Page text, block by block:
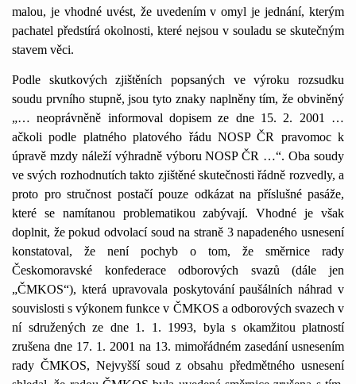
malou, je vhodné uvést, že uvedením v omyl je jednání, kterým
pachatel předstírá okolnosti, které nejsou v souladu se skutečným
stavem věci.
Podle skutkových zjištěních popsaných ve výroku rozsudku
soudu prvního stupně, jsou tyto znaky naplněny tím, že obviněný
„… neoprávněně informoval dopisem ze dne 15. 2. 2001 …
ačkoli podle platného platového řádu NOSP ČR pravomoc k
úpravě mzdy náleží výhradně výboru NOSP ČR …“. Oba soudy
ve svých rozhodnutích takto zjištěné skutečnosti řádně rozvedly, a
proto pro stručnost postačí pouze odkázat na příslušné pasáže,
které se namítanou problematikou zabývají. Vhodné je však
doplnit, že pokud odvolací soud na straně 3 napadeného usnesení
konstatoval, že není pochyb o tom, že směrnice rady
Českomoravské konfederace odborových svazů (dále jen
„ČMKOS“), která upravovala poskytování paušálních náhrad v
souvislosti s výkonem funkce v ČMKOS a odborových svazech v
ní sdružených ze dne 1. 1. 1993, byla s okamžitou platností
zrušena dne 17. 1. 2001 na 13. mimořádném zasedání usnesením
rady ČMKOS, Nejvyšší soud z obsahu předmětného usnesení